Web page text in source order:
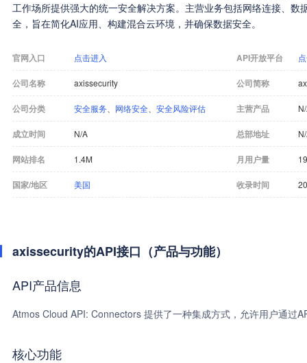
工作场所提供强大的统一安全解决方案。主营业务包括网络连接、数
全，旨在简化AI应用、构建混合云环境，并确保数据安全。
官网入口 点击进入 API开放平台
公司名称 axissecurity 公司简称
公司分类 安全服务 网络安全 安全风险评估 主营产品
成立时间 N/A 总部地址
网站排名 1.4M 月用户量
国家/地区 美国 收录时间
axissecurity的API接口（产品与功能）
API产品信息
Atmos Cloud API: Connectors 提供了一种集成方式，允许用户通过
核心功能